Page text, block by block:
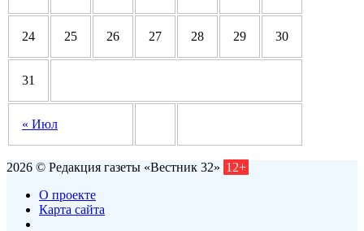
« Июл
24 25 26 27 28 29 30
31
2026 © Редакция газеты «Вестник 32» 12+
О проекте
Карта сайта